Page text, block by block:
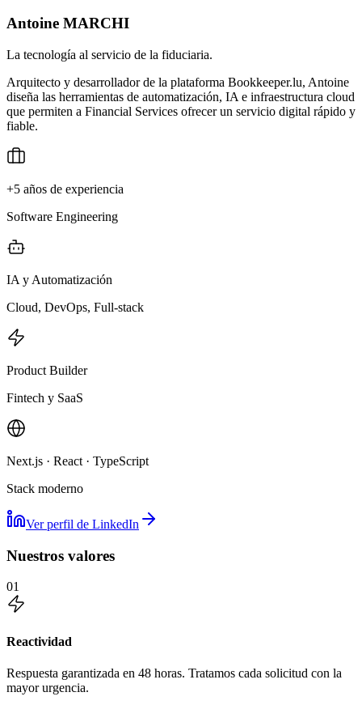
Antoine MARCHI
La tecnología al servicio de la fiduciaria.
Arquitecto y desarrollador de la plataforma Bookkeeper.lu, Antoine
diseña las herramientas de automatización, IA e infraestructura cloud
que permiten a Financial Services ofrecer un servicio digital rápido y
fiable.
+5 años de experiencia
Software Engineering
IA y Automatización
Cloud, DevOps, Full-stack
Product Builder
Fintech y SaaS
Next.js · React · TypeScript
Stack moderno
Ver perfil de LinkedIn
Nuestros valores
01
Reactividad
Respuesta garantizada en 48 horas. Tratamos cada solicitud con la
mayor urgencia.